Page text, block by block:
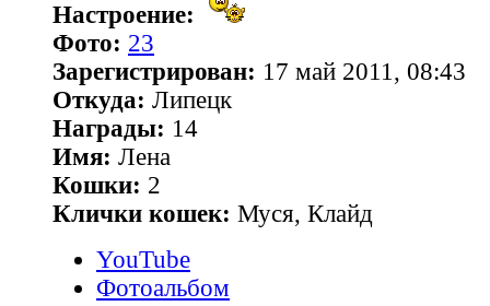
Настроение:
Фото: 23
Зарегистрирован: 17 май 2011, 08:43
Откуда: Липецк
Награды: 14
Имя: Лена
Кошки: 2
Клички кошек: Муся, Клайд
YouTube
Фотоальбом